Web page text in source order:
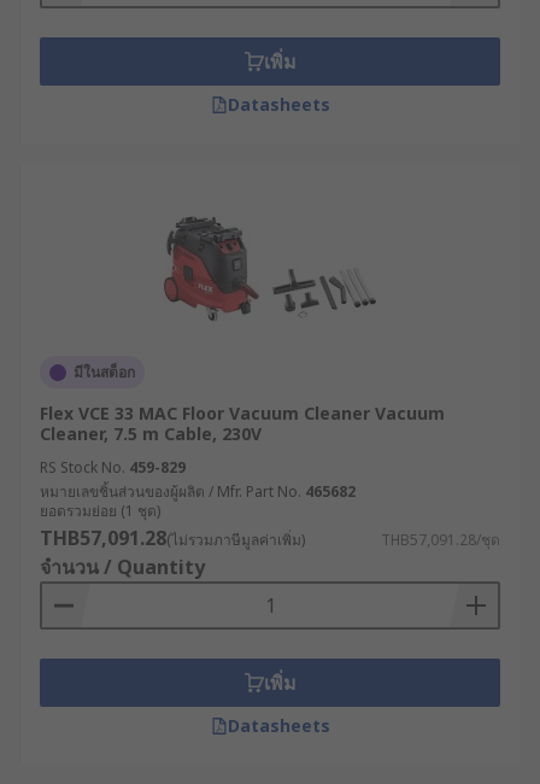
เพิ่ม
Datasheets
มีในสต็อก
Flex VCE 33 MAC Floor Vacuum Cleaner Vacuum
Cleaner, 7.5 m Cable, 230V
RS Stock No. 459-829
หมายเลขชิ้นส่วนของผู้ผลิต / Mfr. Part No. 465682
ยอดรวมย่อย (1 ชุด)
THB57,091.28(ไม่รวมภาษีมูลค่าเพิ่ม) THB57,091.28/ชุด
จำนวน / Quantity
เพิ่ม
Datasheets